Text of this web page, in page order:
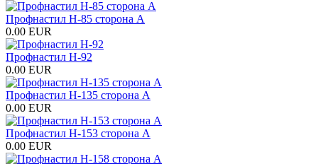
Профнастил Н-85 сторона А
0.00 EUR
Профнастил Н-92
0.00 EUR
Профнастил Н-135 сторона А
0.00 EUR
Профнастил Н-153 сторона А
0.00 EUR